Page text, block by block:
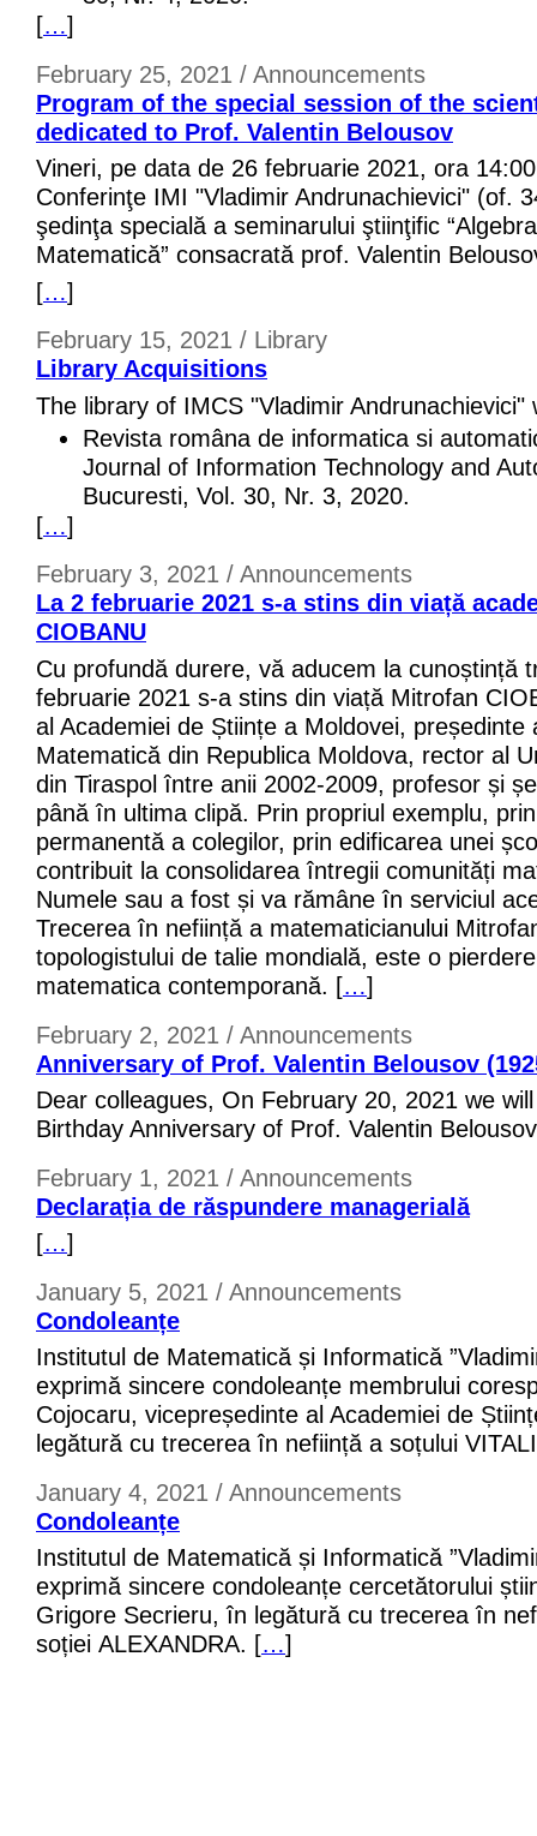
[…]
February 25, 2021 / Announcements
Program of the special session of the
dedicated to Prof. Valentin Belousov
Vineri, pe data de 26 februarie 2021, ora
Conferinţe IMI "Vladimir Andrunachievici" (of.
şedinţa specială a seminarului ştiinţific
Matematică” consacrată prof. Valentin
[…]
February 15, 2021 / Library
Library Acquisitions
The library of IMCS "Vladimir Andrunachievici"
Revista româna de informatica si
Journal of Information Technology and
Bucuresti, Vol. 30, Nr. 3, 2020.
[…]
February 3, 2021 / Announcements
La 2 februarie 2021 s-a stins din viață
CIOBANU
Cu profundă durere, vă aducem la cunoștință
februarie 2021 s-a stins din viață Mitrofan
al Academiei de Științe a Moldovei, președinte
Matematică din Republica Moldova, rector al
din Tiraspol între anii 2002-2009, profesor și
până în ultima clipă. Prin propriul exemplu,
permanentă a colegilor, prin edificarea unei
contribuit la consolidarea întregii comunități
Numele sau a fost și va rămâne în serviciul
Trecerea în neființă a matematicianului
topologistului de talie mondială, este o
matematica contemporană. […]
February 2, 2021 / Announcements
Anniversary of Prof. Valentin Belousov
Dear colleagues, On February 20, 2021 we
Birthday Anniversary of Prof. Valentin
February 1, 2021 / Announcements
Declarația de răspundere managerială
[…]
January 5, 2021 / Announcements
Condoleanțe
Institutul de Matematică și Informatică
exprimă sincere condoleanțe membrului
Cojocaru, vicepreședinte al Academiei de
legătură cu trecerea în neființă a soțului
January 4, 2021 / Announcements
Condoleanțe
Institutul de Matematică și Informatică
exprimă sincere condoleanțe cercetătorului
Grigore Secrieru, în legătură cu trecerea în
soției ALEXANDRA. […]